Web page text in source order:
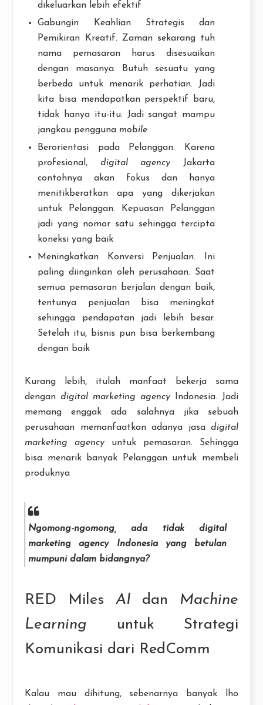
dikeluarkan lebih efektif
Gabungin Keahlian Strategis dan
Pemikiran Kreatif. Zaman sekarang tuh
nama pemasaran harus disesuaikan
dengan masanya. Butuh sesuatu yang
berbeda untuk menarik perhatian. Jadi
kita bisa mendapatkan perspektif baru,
tidak hanya itu-itu. Jadi sangat mampu
jangkau pengguna mobile
Berorientasi pada Pelanggan. Karena
profesional, digital agency Jakarta
contohnya akan fokus dan hanya
menitikberatkan apa yang dikerjakan
untuk Pelanggan. Kepuasan Pelanggan
jadi yang nomor satu sehingga tercipta
koneksi yang baik
Meningkatkan Konversi Penjualan. Ini
paling diinginkan oleh perusahaan. Saat
semua pemasaran berjalan dengan baik,
tentunya penjualan bisa meningkat
sehingga pendapatan jadi lebih besar.
Setelah itu, bisnis pun bisa berkembang
dengan baik
Kurang lebih, itulah manfaat bekerja sama
dengan digital marketing agency Indonesia. Jadi
memang enggak ada salahnya jika sebuah
perusahaan memanfaatkan adanya jasa digital
marketing agency untuk pemasaran. Sehingga
bisa menarik banyak Pelanggan untuk membeli
produknya
Ngomong-ngomong, ada tidak digital
marketing agencyIndonesia yang betulan
mumpuni dalam bidangnya?
RED Miles AI dan Machine
Learning untuk Strategi
Komunikasi dari RedComm
Kalau mau dihitung, sebenarnya banyak lho